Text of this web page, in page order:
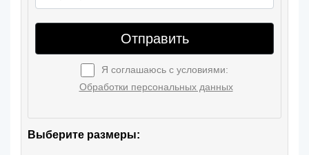
Отправить
Я соглашаюсь с условиями:
Обработки персональных данных
Выберите размеры: